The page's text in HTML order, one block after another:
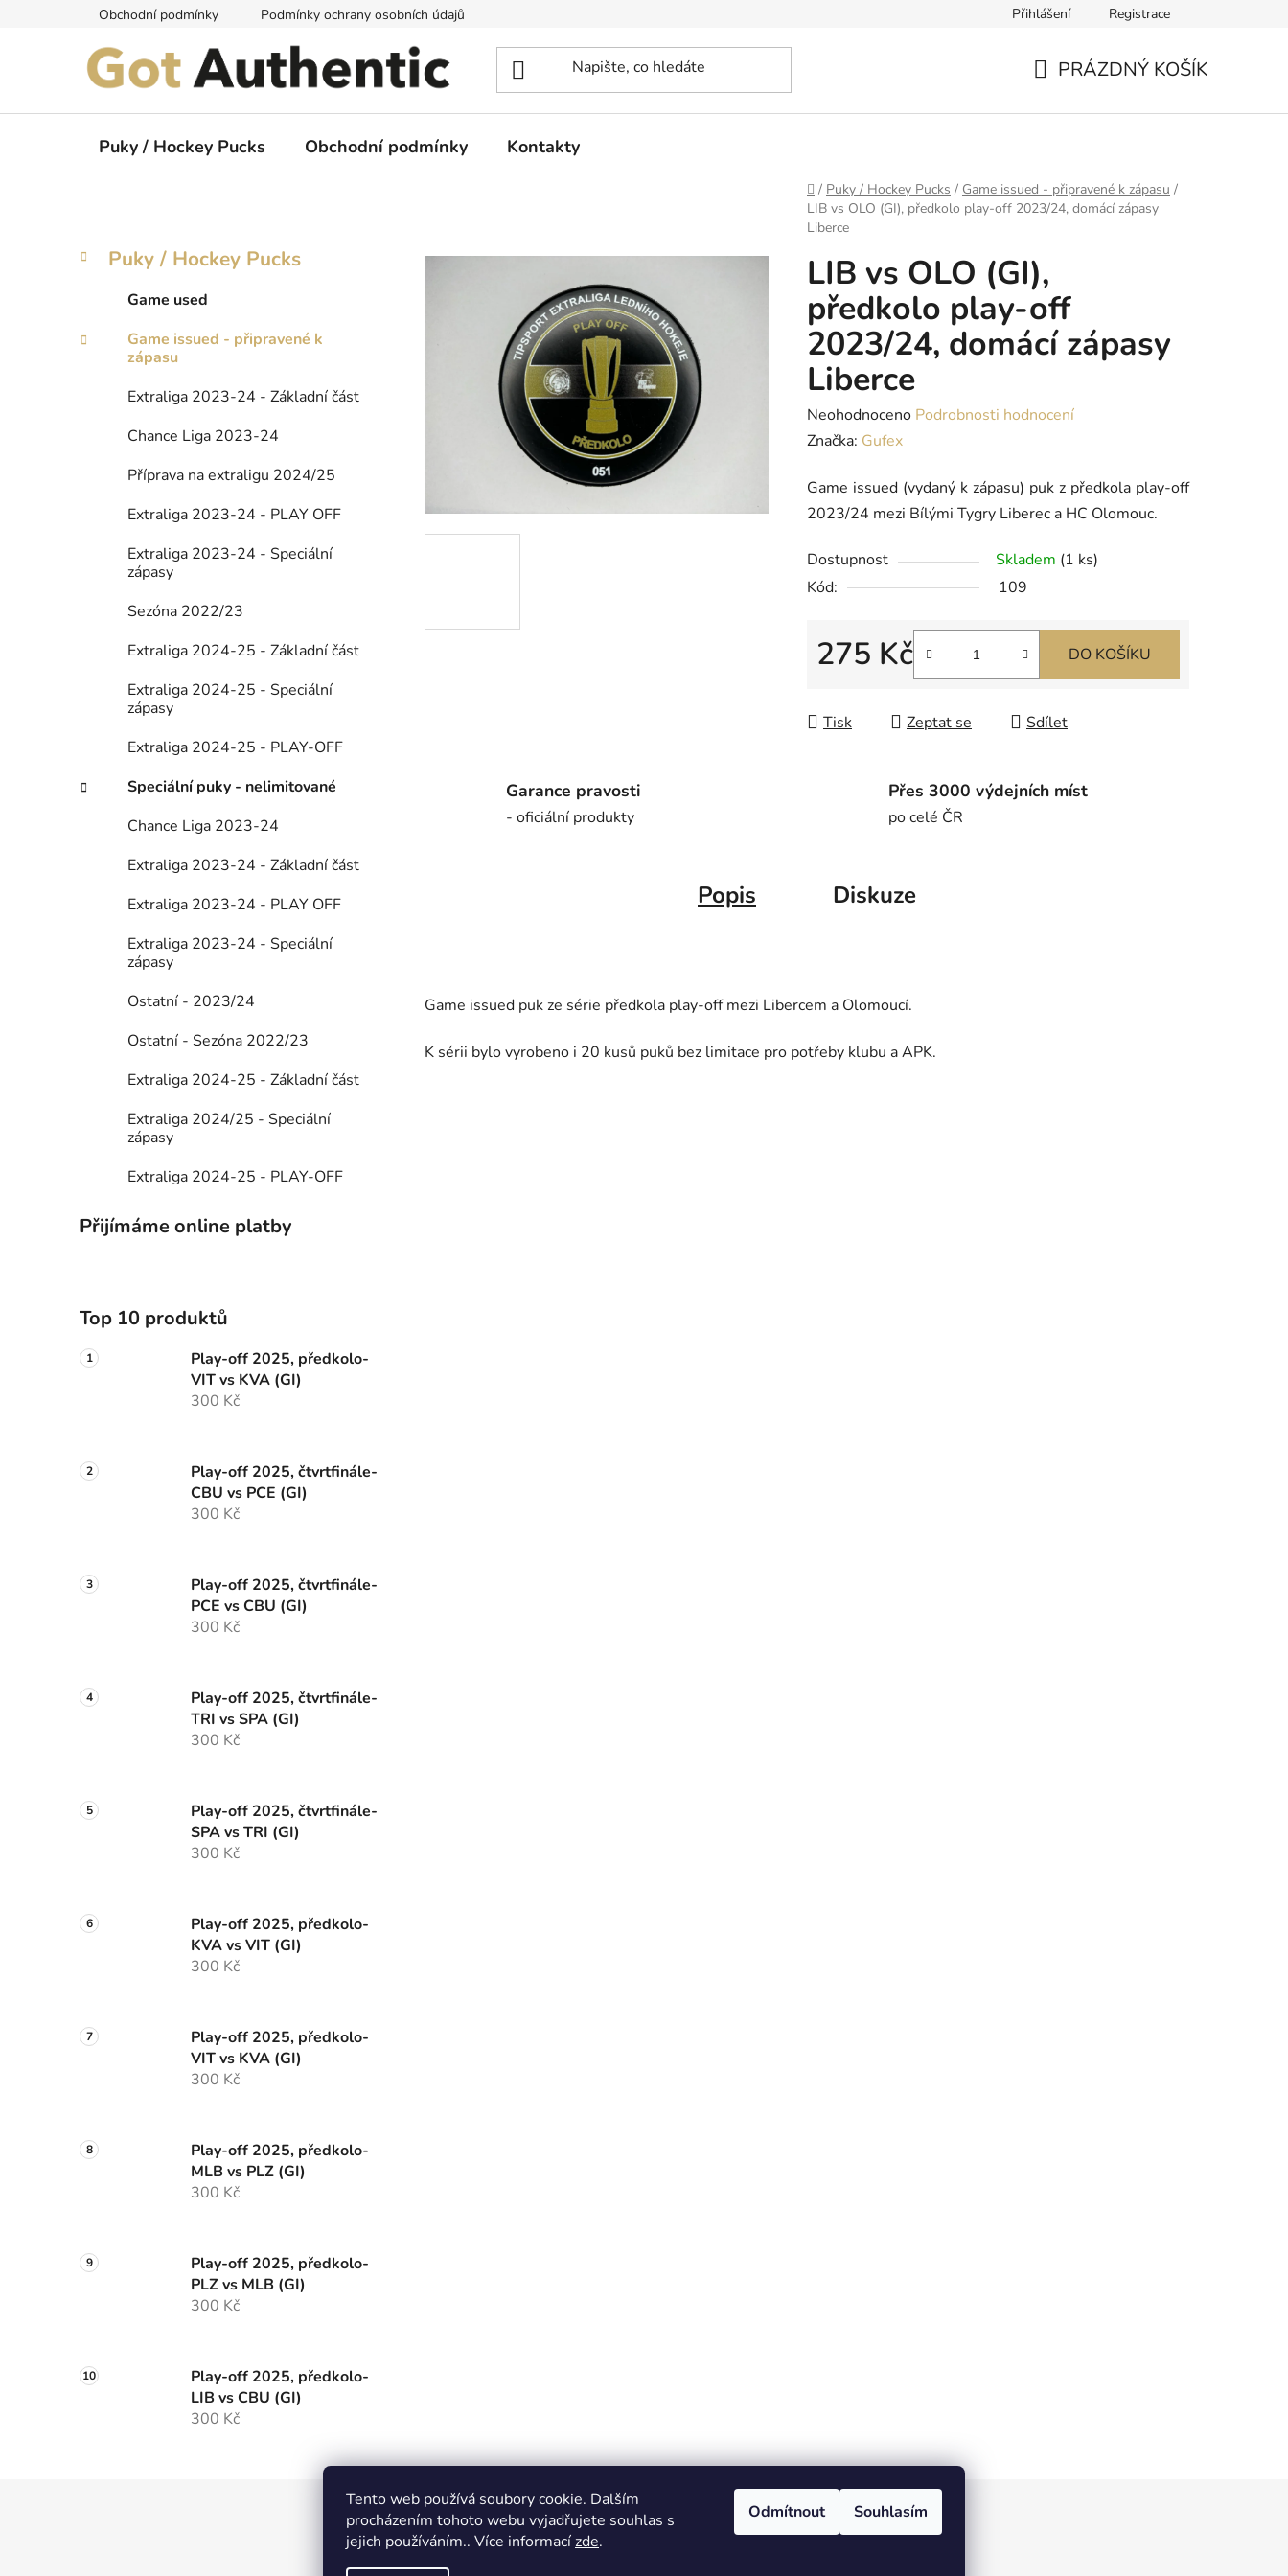
Tento web používá soubory cookie. Dalším
procházením tohoto webu vyjadřujete souhlas s
jejich používáním.. Více informacízde.
Odmítnout Souhlasím
Obchodní podmínky Podmínky ochrany osobních údajů Přihlášení Registrace
PRÁZDNÝ KOŠÍK
Puky / Hockey Pucks Obchodní podmínky Kontakty
Domů
/ Puky / Hockey Pucks / Game issued - připravené k zápasu /
LIB vs OLO (GI), předkolo play-off 2023/24, domácí zápasy
Liberce
P
r
Přeskočit
kategorie
K
a
g
o
Puky / Hockey Pucks
Game used
Game issued - připravené k
zápasu
Extraliga 2023-24 - Základní část
Chance Liga 2023-24
Příprava na extraligu 2024/25
Extraliga 2023-24 - PLAY OFF
Extraliga 2023-24 - Speciální
zápasy
Sezóna 2022/23
Extraliga 2024-25 - Základní část
Extraliga 2024-25 - Speciální
zápasy
Extraliga 2024-25 - PLAY-OFF
Speciální puky - nelimitované
Chance Liga 2023-24
Extraliga 2023-24 - Základní část
Extraliga 2023-24 - PLAY OFF
Extraliga 2023-24 - Speciální
zápasy
Ostatní - 2023/24
Ostatní - Sezóna 2022/23
Extraliga 2024-25 - Základní část
Extraliga 2024/25 - Speciální
zápasy
Extraliga 2024-25 - PLAY-OFF
Přijímáme online platby
Top 10 produktů
Play-off 2025, předkolo-
VIT vs KVA (GI)
300 Kč
Play-off 2025, čtvrtfinále-
CBU vs PCE (GI)
300 Kč
Play-off 2025, čtvrtfinále-
PCE vs CBU (GI)
300 Kč
Play-off 2025, čtvrtfinále-
TRI vs SPA (GI)
300 Kč
Play-off 2025, čtvrtfinále-
SPA vs TRI (GI)
300 Kč
Play-off 2025, předkolo-
KVA vs VIT (GI)
300 Kč
Play-off 2025, předkolo-
VIT vs KVA (GI)
300 Kč
Play-off 2025, předkolo-
MLB vs PLZ (GI)
300 Kč
Play-off 2025, předkolo-
PLZ vs MLB (GI)
300 Kč
Play-off 2025, předkolo-
LIB vs CBU (GI)
300 Kč
LIB vs OLO (GI),
předkolo play-off
2023/24, domácí zápasy
Liberce
Průměrné
hodnocení
je
0,0
5
hvězdiček.
Neohodnoceno Podrobnosti hodnocení
Značka: Gufex
Game issued (vydaný k zápasu) puk z předkola play-off
2023/24 mezi Bílými Tygry Liberec a HC Olomouc.
Dostupnost Skladem (1 ks)
Kód:
109
275 Kč DO KOŠÍKU
Tisk Zeptat se Sdílet
Garance pravosti
- oficiální produkty
Přes 3000 výdejních míst
po celé ČR
Popis Diskuze
Game issued puk ze série předkola play-off mezi Libercem a Olomoucí.
K sérii bylo vyrobeno i 20 kusů puků bez limitace pro potřeby klubu a APK.
Partnerské stránky - Autentické sportovní předměty Got Authentic